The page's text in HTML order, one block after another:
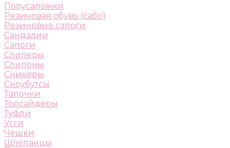
Полусапожки
Резиновая обувь (сабо)
Резиновые сапоги
Сандалии
Сапоги
Слиперы
Слипоны
Сникеры
Сноубутсы
Тапочки
Топсайдеры
Туфли
Угги
Чешки
Шлепанцы